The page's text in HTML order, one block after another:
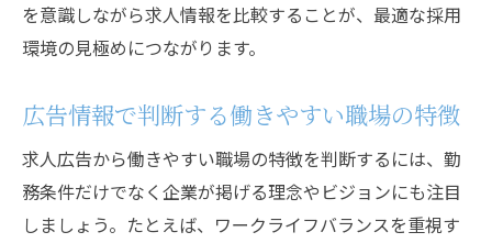
を意識しながら求人情報を比較することが、最適な採用
環境の見極めにつながります。
広告情報で判断する働きやすい職場の特徴
求人広告から働きやすい職場の特徴を判断するには、勤
務条件だけでなく企業が掲げる理念やビジョンにも注目
しましょう。たとえば、ワークライフバランスを重視す